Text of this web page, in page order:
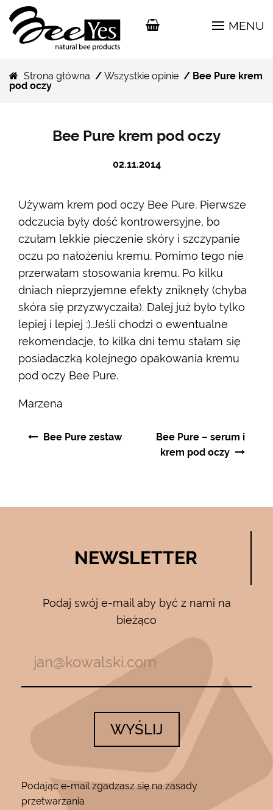
MENU
Strona główna / Wszystkie opinie/ Bee Pure krem
pod oczy
Bee Pure krem pod oczy
02.11.2014
Używam krem pod oczy Bee Pure. Pierwsze
odczucia były dość kontrowersyjne, bo
czułam lekkie pieczenie skóry i szczypanie
oczu po nałożeniu kremu. Pomimo tego nie
przerwałam stosowania kremu. Po kilku
dniach nieprzyjemne efekty zniknęły (chyba
skóra się przyzwyczaiła). Dalej już było tylko
lepiej i lepiej :).Jeśli chodzi o ewentualne
rekomendacje, to kilka dni temu stałam się
posiadaczką kolejnego opakowania kremu
pod oczy Bee Pure.
Marzena
Bee Pure zestaw
Bee Pure – serum i
krem pod oczy
NEWSLETTER
Podaj swój e-mail aby być z nami na
bieżąco
WYŚLIJ
Podając e-mail zgadzasz się na zasady
przetwarzania